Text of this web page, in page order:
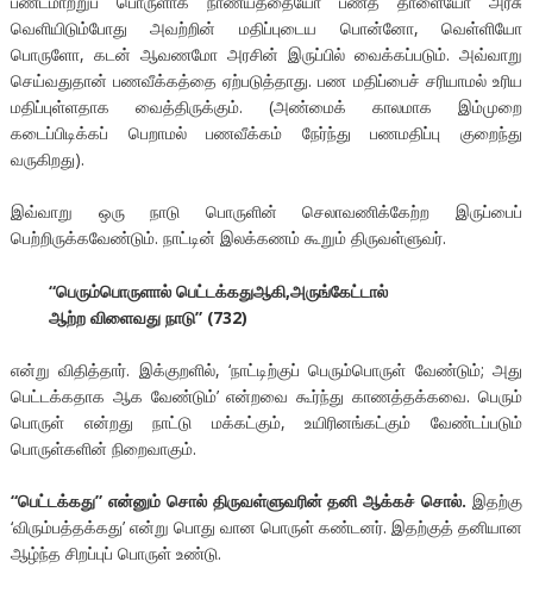
வெளியிடும்போது அவற்றின் மதிப்புடைய பொன்னோ, வெள்ளியோ
பொருளோ, கடன் ஆவணமோ அரசின் இருப்பில் வைக்கப்படும். அவ்வாறு
செய்வதுதான் பணவீக்கத்தை ஏற்படுத்தாது. பண மதிப்பைச் சரியாமல் உரிய
மதிப்புள்ளதாக வைத்திருக்கும். (அண்மைக் காலமாக இம்முறை
கடைப்பிடிக்கப் பெறாமல் பணவீக்கம் நேர்ந்து பணமதிப்பு குறைந்து
வருகிறது).
இவ்வாறு ஒரு நாடு பொருளின் செலாவணிக்கேற்ற இருப்பைப்
பெற்றிருக்கவேண்டும். நாட்டின் இலக்கணம் கூறும் திருவள்ளுவர்.
“பெரும்பொருளால் பெட்டக்கதுஆகி,அருங்கேட்டால்
ஆற்ற விளைவது நாடு” (732)
என்று விதித்தார். இக்குறளில், ‘நாட்டிற்குப் பெரும்பொருள் வேண்டும்; அது
பெட்டக்கதாக ஆக வேண்டும்’ என்றவை கூர்ந்து காணத்தக்கவை. பெரும்
பொருள் என்றது நாட்டு மக்கட்கும், உயிரினங்கட்கும் வேண்டப்படும்
பொருள்களின் நிறைவாகும்.
“பெட்டக்கது” என்னும் சொல் திருவள்ளுவரின் தனி ஆக்கச் சொல்.இதற்கு
‘விரும்பத்தக்கது’ என்று பொது வான பொருள் கண்டனர். இதற்குத் தனியான
ஆழ்ந்த சிறப்புப் பொருள் உண்டு.